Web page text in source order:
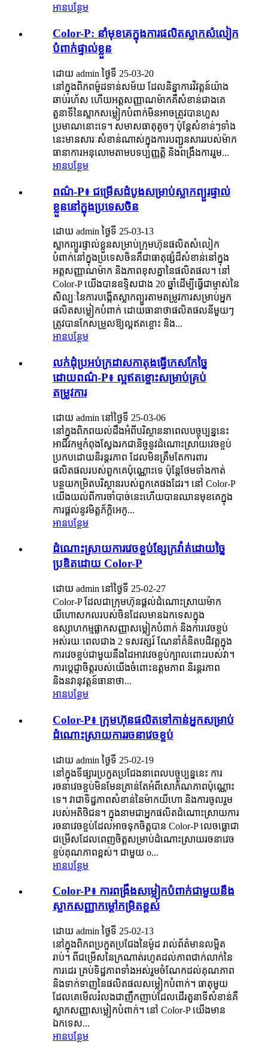
អានបន្ថែម
Color-P: នាំមុខគេក្នុងការផលិតស្លាកសំលៀក
បំពាក់ផ្ទាល់ខ្លួន
ដោយ admin ថ្ងៃទី 25-03-20
នៅក្នុងពិភពម៉ូដទាន់សម័យ ដែលនិន្នាការវិវត្តន៍យ៉ាង
ឆាប់រហ័ស ហើយអត្តសញ្ញាណម៉ាកគឺសំខាន់ជាងគេ
តួនាទីនៃស្លាកសម្លៀកបំពាក់មិនអាចត្រូវបានហួស
ប្រមាណនោះទេ។ សមាសធាតុតូចៗ ប៉ុន្តែសំខាន់ៗទាំង
នេះមានសារៈសំខាន់ណាស់ក្នុងការបញ្ជូនសាររបស់ម៉ាក
ធានាការអនុលោមតាមបទប្បញ្ញត្តិ និងពង្រឹងការរួម...
អានបន្ថែម
ពណ៌-P៖ ជម្រើសដំបូងសម្រាប់ស្លាកព្យួរផ្ទាល់
ខ្លួននៅក្នុងប្រទេសចិន
ដោយ admin ថ្ងៃទី 25-03-13
ស្លាកព្យួរផ្ទាល់ខ្លួនសម្រាប់ក្រុមហ៊ុនផលិតសំលៀក
បំពាក់នៅក្នុងប្រទេសចិនគឺជាធាតុផ្សំដ៏សំខាន់នៅក្នុង
អត្តសញ្ញាណម៉ាក និងភាពខុសគ្នានៃផលិតផល។ នៅ
Color-P យើងបានឧទ្ទិសជាង 20 ឆ្នាំដើម្បីធ្វើជាម្ចាស់នៃ
សិល្បៈនៃការបង្កើតស្លាកព្យួរតាមតម្រូវការសម្រាប់អ្នក
ផលិតសម្លៀកបំពាក់ ដោយធានាថាផលិតផលនីមួយៗ
ត្រូវបានកែសម្រួលឱ្យល្អឥតខ្ចោះ និង...
អានបន្ថែម
លក់ដុំប្រអប់ក្រដាសកាតុងធ្វើកេសកែច្នៃ
ដោយពណ៌-P៖ ល្អឥតខ្ចោះសម្រាប់គ្រប់
តម្រូវការ
ដោយ admin នៅថ្ងៃទី 25-03-06
នៅក្នុងពិភពយល់ដឹងអំពីបរិស្ថាននាពេលបច្ចុប្បន្ននេះ
អាជីវកម្មកំពុងស្វែងរកជានិច្ចនូវដំណោះស្រាយវេចខ្ចប់
ប្រកបដោយនិរន្តរភាព ដែលមិនត្រឹមតែការពារ
ផលិតផលរបស់ពួកគេប៉ុណ្ណោះទេ ប៉ុន្តែថែមទាំងកាត់
បន្ថយកម្រិតបរិស្ថានរបស់ពួកគេផងដែរ។ នៅ Color-P
យើងយល់ពីការចាំបាច់នេះហើយបានឈានមុខគេក្នុង
ការផ្តល់នូវមិត្តភ័ក្តិអេកូ...
អានបន្ថែម
ដំណោះស្រាយការវេចខ្ចប់ខ្សែក្រវ៉ាត់ដោយច្នៃ
ប្រឌិតដោយ Color-P
ដោយ admin នៅថ្ងៃទី 25-02-27
Color-P ដែលជាក្រុមហ៊ុនផ្តល់ដំណោះស្រាយម៉ាក
យីហោសកលរបស់ចិនដែលមានឯកទេសក្នុង
ឧស្សាហកម្មផ្លាកសញ្ញាសម្លៀកបំពាក់ និងការវេចខ្ចប់
អស់រយៈពេលជាង 2 ទសវត្សរ៍ ណែនាំគំនិតបដិវត្តក្នុង
ការវេចខ្ចប់ជាមួយនឹងដៃអាវវេចខ្ចប់ក្បាលពោះរបស់វា។
ការប្តេជ្ញាចិត្តរបស់យើងចំពោះឧត្តមភាព និរន្តរភាព
និងនវានុវត្តន៍ធានាថា...
អានបន្ថែម
Color-P៖ ក្រុមហ៊ុនផលិតទៅកាន់អ្នកសម្រាប់
ដំណោះស្រាយការរចនាវេចខ្ចប់
ដោយ admin ថ្ងៃទី 25-02-19
នៅក្នុងទីផ្សារប្រកួតប្រជែងនាពេលបច្ចុប្បន្ននេះ ការ
រចនាវេចខ្ចប់មិនមែនគ្រាន់តែអំពីសោភ័ណភាពប៉ុណ្ណោះ
ទេ។ វាជាទិដ្ឋភាពសំខាន់នៃម៉ាកយីហោ និងការចូលរួម
របស់អតិថិជន។ ក្នុងនាមជាអ្នកផលិតដំណោះស្រាយការ
រចនាវេចខ្ចប់ដែលអាចទុកចិត្តបាន Color-P លេចធ្លោជា
ជម្រើសដែលពេញចិត្តសម្រាប់ដំណោះស្រាយរចនាវេច
ខ្ចប់គុណភាពខ្ពស់។ ជាមួយ o...
អានបន្ថែម
Color-P៖ ការពង្រឹងសម្លៀកបំពាក់ជាមួយនឹង
ស្លាកសញ្ញាកម្ដៅកម្រិតខ្ពស់
ដោយ admin ថ្ងៃទី 25-02-13
នៅក្នុងពិភពប្រកួតប្រជែងនៃម៉ូដ រាល់ព័ត៌មានលម្អិត
រាប់។ ពីជម្រើសនៃក្រណាត់រហូតដល់ភាពជាក់លាក់នៃ
ការដេរ គ្រប់ទិដ្ឋភាពទាំងអស់រួមចំណែកដល់គុណភាព
និងទាក់ទាញនៃផលិតផលសម្លៀកបំពាក់។ ធាតុ​មួយ​
ដែល​គេ​មើល​រំលង​ជា​ញឹកញាប់​ដែល​ដើរ​តួនាទី​សំខាន់​គឺ​
ស្លាក​សញ្ញា​សម្លៀក​បំពាក់។ នៅ Color-P យើងមាន
ឯកទេស...
អានបន្ថែម